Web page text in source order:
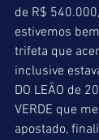
de R$
estivemos
trifeta que
inclusive
DO LEÃO de
VERDE que
apostado,